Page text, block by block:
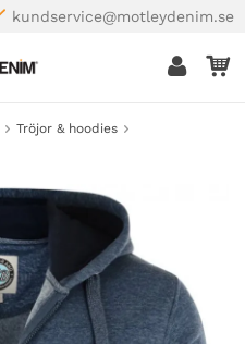
kundservice@motleydenim.se
Tröjor & hoodies